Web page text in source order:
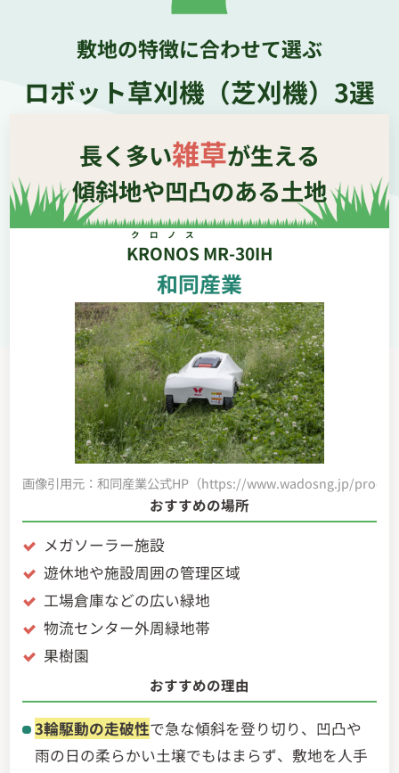
敷地の特徴に合わせて選ぶ
ロボット草刈機（芝刈機）3選
長く多い雑草が生える
傾斜地や凹凸のある土地
KRONOS
クロノス
MR-30IH
和同産業
画像引用元：和同産業公式HP（https://www.wadosng.jp/
おすすめの場所
メガソーラー施設
遊休地や施設周囲の管理区域
工場倉庫などの広い緑地
物流センター外周緑地帯
果樹園
おすすめの理由
3輪駆動の走破性で急な傾斜を登り切り、凹凸や
雨の日の柔らかい土壌でもはまらず、敷地を人手
草・芝用途別
おすすめロボット草刈り機3選